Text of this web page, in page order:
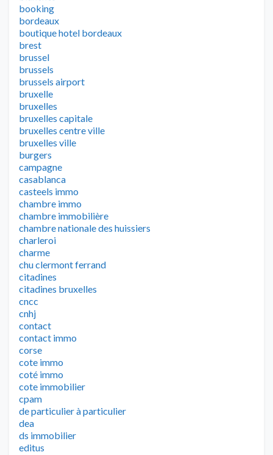
booking
bordeaux
boutique hotel bordeaux
brest
brussel
brussels
brussels airport
bruxelle
bruxelles
bruxelles capitale
bruxelles centre ville
bruxelles ville
burgers
campagne
casablanca
casteels immo
chambre immo
chambre immobilière
chambre nationale des huissiers
charleroi
charme
chu clermont ferrand
citadines
citadines bruxelles
cncc
cnhj
contact
contact immo
corse
cote immo
coté immo
cote immobilier
cpam
de particulier à particulier
dea
ds immobilier
editus